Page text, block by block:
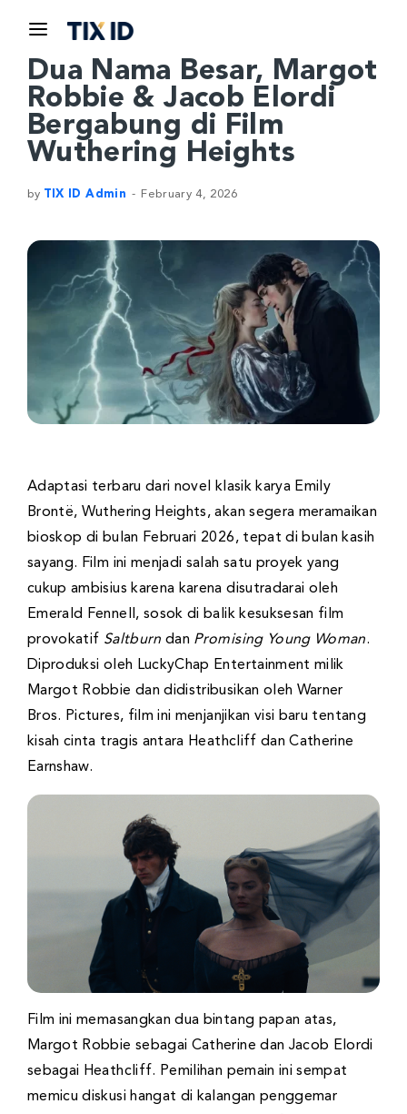
Dua Nama Besar, Margot
Robbie & Jacob Elordi
Bergabung di Film
Wuthering Heights
by TIX ID Admin February 4, 2026
Adaptasi terbaru dari novel klasik karya Emily
Brontë, Wuthering Heights, akan segera meramaikan
bioskop di bulan Februari 2026, tepat di bulan kasih
sayang. Film ini menjadi salah satu proyek yang
cukup ambisius karena karena disutradarai oleh
Emerald Fennell, sosok di balik kesuksesan film
provokatif Saltburn dan Promising Young Woman.
Diproduksi oleh LuckyChap Entertainment milik
Margot Robbie dan didistribusikan oleh Warner
Bros. Pictures, film ini menjanjikan visi baru tentang
kisah cinta tragis antara Heathcliff dan Catherine
Earnshaw.
Film ini memasangkan dua bintang papan atas,
Margot Robbie sebagai Catherine dan Jacob Elordi
sebagai Heathcliff. Pemilihan pemain ini sempat
memicu diskusi hangat di kalangan penggemar